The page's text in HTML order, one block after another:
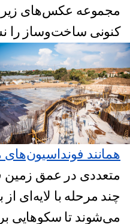
مجموعه عکس‌های زیر
کنونی ساخت‌وساز را
همانند
متعددی در عمق زمین
چند مرحله با لایه‌ای
می‌شوند تا سکوهایی